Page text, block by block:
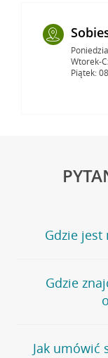
Wtorek-
Piątek:
Gdzie jest
Jeśli szukasz
stronęPlacówki i
wygodna
oddziałów
Gdzie
Bank Credit
telefonu do
Jak umówić